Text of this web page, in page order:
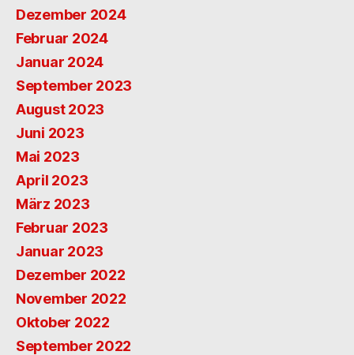
Dezember 2024
Februar 2024
Januar 2024
September 2023
August 2023
Juni 2023
Mai 2023
April 2023
März 2023
Februar 2023
Januar 2023
Dezember 2022
November 2022
Oktober 2022
September 2022